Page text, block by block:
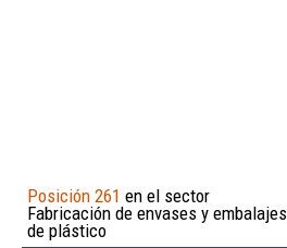
Posición 261 en el sector
Fabricación de envases y embalajes
de plástico